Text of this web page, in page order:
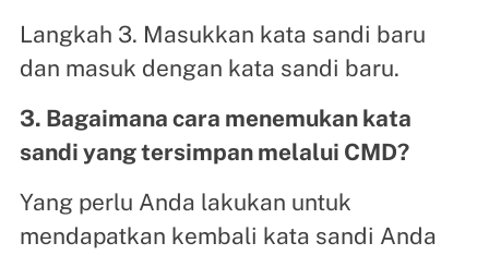
Langkah 3. Masukkan kata sandi baru
dan masuk dengan kata sandi baru.
3. Bagaimana cara menemukan kata
sandi yang tersimpan melalui CMD?
Yang perlu Anda lakukan untuk
mendapatkan kembali kata sandi Anda